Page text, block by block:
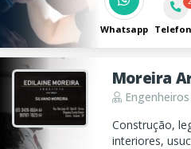
compromisso.
Whatsapp
Moreira
Construção,
interiores,